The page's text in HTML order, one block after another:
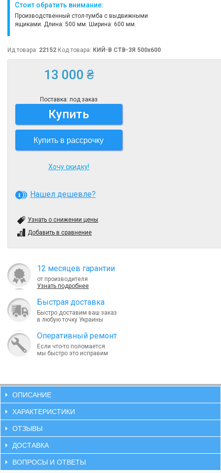
Стоит обратить внимание:
Производственный стол-тумба с выдвижными
ящиками. Длина: 500 мм. Ширина: 600 мм.
Ид товара: 22152 Код товара: КИЙ-В СТВ-3Я 500х600
13 000 ₴
Поставка: под заказ
Купить
Купить в рассрочку
Хочу скидку!
Нашел дешевле?
Узнать о снижении цены
Добавить в сравнение
12 месяцев гарантии
от производителя
Узнать подробнее
Быcтрая доставка
Быстро доставим ваш заказ
в любую точку Украины
Оперативный ремонт
Если что-то поломается
мы быстро это исправим
ОПИСАНИЕ
ХАРАКТЕРИСТИКИ
ОТЗЫВЫ
ДОСТАВКА
ВОПРОСЫ И ОТВЕТЫ